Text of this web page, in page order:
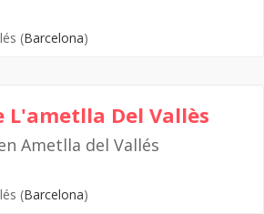
(Barcelona)
L'ametlla Del Vallès
Ametlla del Vallés
(Barcelona)